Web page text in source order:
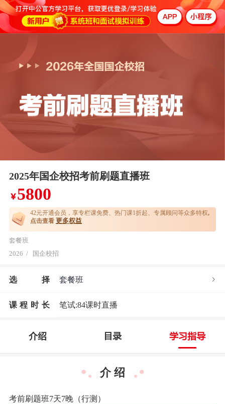
2025年国企校招考前刷题直播班
￥5800
42元开通会员，享专栏课免费、热门课1折起、专属顾问等众多特权,
点击查看 更多权益
套餐班
2026 / 国企校招
选 择 套餐班
课程时长 笔试:84课时直播
介绍 目录 学习指导
介 绍
考前刷题班7天7晚（行测）